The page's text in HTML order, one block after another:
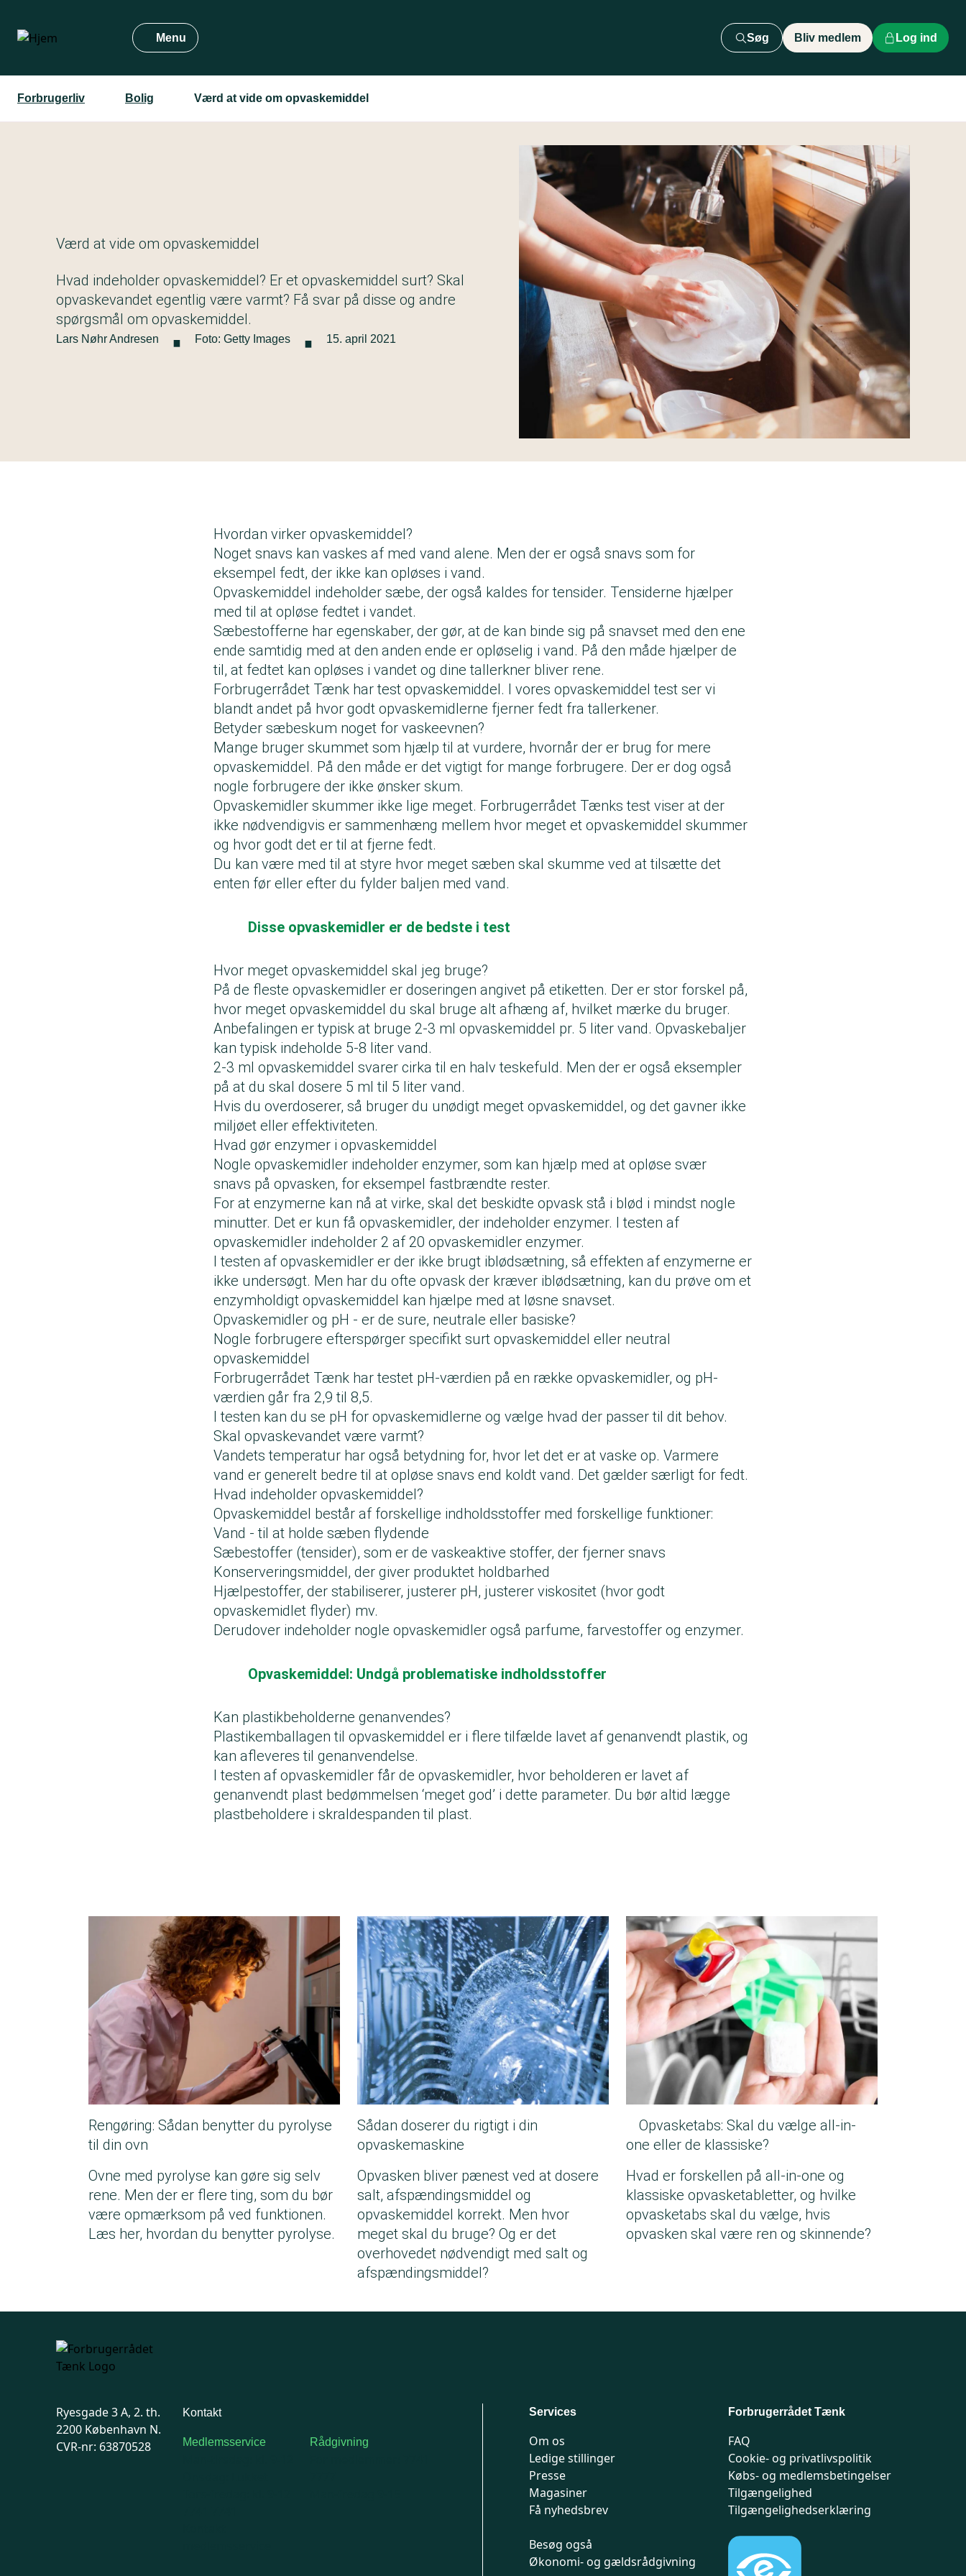
hovedindhold
Menu Søg Bliv medlem Log ind
Forbrugerliv Bolig Værd at vide om opvaskemiddel
Værd at vide om opvaskemiddel
Hvad indeholder opvaskemiddel? Er et opvaskemiddel surt? Skal
opvaskevandet egentlig være varmt? Få svar på disse og andre
spørgsmål om opvaskemiddel.
Lars Nøhr Andresen · Foto: Getty Images · 15. april 2021
Hvordan virker opvaskemiddel?
Noget snavs kan vaskes af med vand alene. Men der er også snavs som for
eksempel fedt, der ikke kan opløses i vand.
Opvaskemiddel indeholder sæbe, der også kaldes for tensider. Tensiderne hjælper
med til at opløse fedtet i vandet.
Sæbestofferne har egenskaber, der gør, at de kan binde sig på snavset med den ene
ende samtidig med at den anden ende er opløselig i vand. På den måde hjælper de
til, at fedtet kan opløses i vandet og dine tallerkner bliver rene.
Forbrugerrådet Tænk har test opvaskemiddel. I vores opvaskemiddel test ser vi
blandt andet på hvor godt opvaskemidlerne fjerner fedt fra tallerkener.
Betyder sæbeskum noget for vaskeevnen?
Mange bruger skummet som hjælp til at vurdere, hvornår der er brug for mere
opvaskemiddel. På den måde er det vigtigt for mange forbrugere. Der er dog også
nogle forbrugere der ikke ønsker skum.
Opvaskemidler skummer ikke lige meget. Forbrugerrådet Tænks test viser at der
ikke nødvendigvis er sammenhæng mellem hvor meget et opvaskemiddel skummer
og hvor godt det er til at fjerne fedt.
Du kan være med til at styre hvor meget sæben skal skumme ved at tilsætte det
enten før eller efter du fylder baljen med vand.
Disse opvaskemidler er de bedste i test
Hvor meget opvaskemiddel skal jeg bruge?
På de fleste opvaskemidler er doseringen angivet på etiketten. Der er stor forskel på,
hvor meget opvaskemiddel du skal bruge alt afhæng af, hvilket mærke du bruger.
Anbefalingen er typisk at bruge 2-3 ml opvaskemiddel pr. 5 liter vand. Opvaskebaljer
kan typisk indeholde 5-8 liter vand.
2-3 ml opvaskemiddel svarer cirka til en halv teskefuld. Men der er også eksempler
på at du skal dosere 5 ml til 5 liter vand.
Hvis du overdoserer, så bruger du unødigt meget opvaskemiddel, og det gavner ikke
miljøet eller effektiviteten.
Hvad gør enzymer i opvaskemiddel
Nogle opvaskemidler indeholder enzymer, som kan hjælp med at opløse svær
snavs på opvasken, for eksempel fastbrændte rester.
For at enzymerne kan nå at virke, skal det beskidte opvask stå i blød i mindst nogle
minutter. Det er kun få opvaskemidler, der indeholder enzymer. I testen af
opvaskemidler indeholder 2 af 20 opvaskemidler enzymer.
I testen af opvaskemidler er der ikke brugt iblødsætning, så effekten af enzymerne er
ikke undersøgt. Men har du ofte opvask der kræver iblødsætning, kan du prøve om et
enzymholdigt opvaskemiddel kan hjælpe med at løsne snavset.
Opvaskemidler og pH - er de sure, neutrale eller basiske?
Nogle forbrugere efterspørger specifikt surt opvaskemiddel eller neutral
opvaskemiddel
Forbrugerrådet Tænk har testet pH-værdien på en række opvaskemidler, og pH-
værdien går fra 2,9 til 8,5.
I testen kan du se pH for opvaskemidlerne og vælge hvad der passer til dit behov.
Skal opvaskevandet være varmt?
Vandets temperatur har også betydning for, hvor let det er at vaske op. Varmere
vand er generelt bedre til at opløse snavs end koldt vand. Det gælder særligt for fedt.
Hvad indeholder opvaskemiddel?
Opvaskemiddel består af forskellige indholdsstoffer med forskellige funktioner:
Vand - til at holde sæben flydende
Sæbestoffer (tensider), som er de vaskeaktive stoffer, der fjerner snavs
Konserveringsmiddel, der giver produktet holdbarhed
Hjælpestoffer, der stabiliserer, justerer pH, justerer viskositet (hvor godt
opvaskemidlet flyder) mv.
Derudover indeholder nogle opvaskemidler også parfume, farvestoffer og enzymer.
Opvaskemiddel: Undgå problematiske indholdsstoffer
Kan plastikbeholderne genanvendes?
Plastikemballagen til opvaskemiddel er i flere tilfælde lavet af genanvendt plastik, og
kan afleveres til genanvendelse.
I testen af opvaskemidler får de opvaskemidler, hvor beholderen er lavet af
genanvendt plast bedømmelsen ‘meget god’ i dette parameter. Du bør altid lægge
plastbeholdere i skraldespanden til plast.
Rengøring: Sådan benytter du pyrolyse
til din ovn
Ovne med pyrolyse kan gøre sig selv
rene. Men der er flere ting, som du bør
være opmærksom på ved funktionen.
Læs her, hvordan du benytter pyrolyse.
Sådan doserer du rigtigt i din
opvaskemaskine
Opvasken bliver pænest ved at dosere
salt, afspændingsmiddel og
opvaskemiddel korrekt. Men hvor
meget skal du bruge? Og er det
overhovedet nødvendigt med salt og
afspændingsmiddel?
Opvasketabs: Skal du vælge all-in-
one eller de klassiske?
Hvad er forskellen på all-in-one og
klassiske opvasketabletter, og hvilke
opvasketabs skal du vælge, hvis
opvasken skal være ren og skinnende?
Ryesgade 3 A, 2. th.
2200 København N.
CVR-nr: 63870528
Kontakt
Medlemsservice Rådgivning
Services
Om os
Ledige stillinger
Presse
Magasiner
Få nyhedsbrev
Besøg også
Økonomi- og gældsrådgivning
Forbrugerrådet Tænk
FAQ
Cookie- og privatlivspolitik
Købs- og medlemsbetingelser
Tilgængelighed
Tilgængelighedserklæring